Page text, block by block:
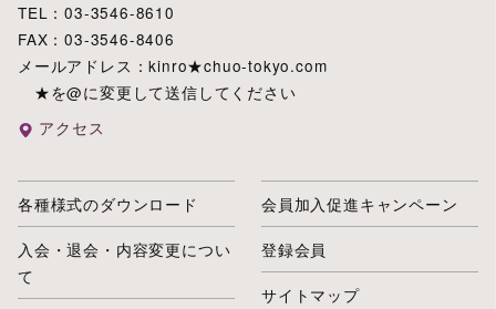
TEL：03-3546-8610
FAX：03-3546-8406
メールアドレス：kinro★chuo-tokyo.com
★を@に変更して送信してください
アクセス
各種様式のダウンロード
入会・退会・内容変更につい
て
会員加入促進キャンペーン
登録会員
サイトマップ